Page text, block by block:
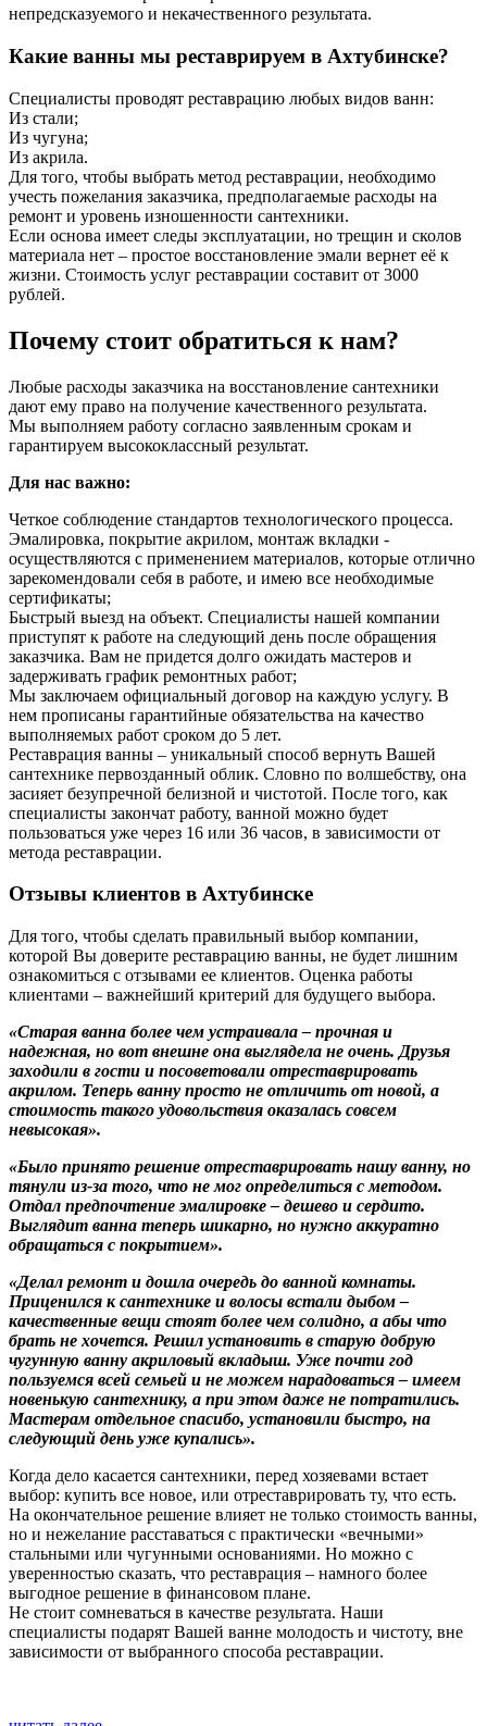
непредсказуемого и некачественного результата.
Какие ванны мы реставрируем в Ахтубинске?
Специалисты проводят реставрацию любых видов ванн:
Из стали;
Из чугуна;
Из акрила.
Для того, чтобы выбрать метод реставрации, необходимо
учесть пожелания заказчика, предполагаемые расходы на
ремонт и уровень изношенности сантехники.
Если основа имеет следы эксплуатации, но трещин и сколов
материала нет – простое восстановление эмали вернет её к
жизни. Стоимость услуг реставрации составит от 3000
рублей.
Почему стоит обратиться к нам?
Любые расходы заказчика на восстановление сантехники
дают ему право на получение качественного результата.
Мы выполняем работу согласно заявленным срокам и
гарантируем высококлассный результат.
Для нас важно:
Четкое соблюдение стандартов технологического процесса.
Эмалировка, покрытие акрилом, монтаж вкладки -
осуществляются с применением материалов, которые отлично
зарекомендовали себя в работе, и имею все необходимые
сертификаты;
Быстрый выезд на объект. Специалисты нашей компании
приступят к работе на следующий день после обращения
заказчика. Вам не придется долго ожидать мастеров и
задерживать график ремонтных работ;
Мы заключаем официальный договор на каждую услугу. В
нем прописаны гарантийные обязательства на качество
выполняемых работ сроком до 5 лет.
Реставрация ванны – уникальный способ вернуть Вашей
сантехнике первозданный облик. Словно по волшебству, она
засияет безупречной белизной и чистотой. После того, как
специалисты закончат работу, ванной можно будет
пользоваться уже через 16 или 36 часов, в зависимости от
метода реставрации.
Отзывы клиентов в Ахтубинске
Для того, чтобы сделать правильный выбор компании,
которой Вы доверите реставрацию ванны, не будет лишним
ознакомиться с отзывами ее клиентов. Оценка работы
клиентами – важнейший критерий для будущего выбора.
«Старая ванна более чем устраивала – прочная и
надежная, но вот внешне она выглядела не очень. Друзья
заходили в гости и посоветовали отреставрировать
акрилом. Теперь ванну просто не отличить от новой, а
стоимость такого удовольствия оказалась совсем
невысокая».
«Было принято решение отреставрировать нашу ванну, но
тянули из-за того, что не мог определиться с методом.
Отдал предпочтение эмалировке – дешево и сердито.
Выглядит ванна теперь шикарно, но нужно аккуратно
обращаться с покрытием».
«Делал ремонт и дошла очередь до ванной комнаты.
Приценился к сантехнике и волосы встали дыбом –
качественные вещи стоят более чем солидно, а абы что
брать не хочется. Решил установить в старую добрую
чугунную ванну акриловый вкладыш. Уже почти год
пользуемся всей семьей и не можем нарадоваться – имеем
новенькую сантехнику, а при этом даже не потратились.
Мастерам отдельное спасибо, установили быстро, на
следующий день уже купались».
Когда дело касается сантехники, перед хозяевами встает
выбор: купить все новое, или отреставрировать ту, что есть.
На окончательное решение влияет не только стоимость ванны,
но и нежелание расставаться с практически «вечными»
стальными или чугунными основаниями. Но можно с
уверенностью сказать, что реставрация – намного более
выгодное решение в финансовом плане.
Не стоит сомневаться в качестве результата. Наши
специалисты подарят Вашей ванне молодость и чистоту, вне
зависимости от выбранного способа реставрации.